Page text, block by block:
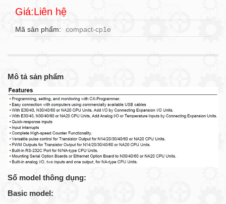
Giá:Liên hệ
Mã sản phẩm compact-cp1e
Mô tả sản phẩm
Số model thông dụng:
Basic model: